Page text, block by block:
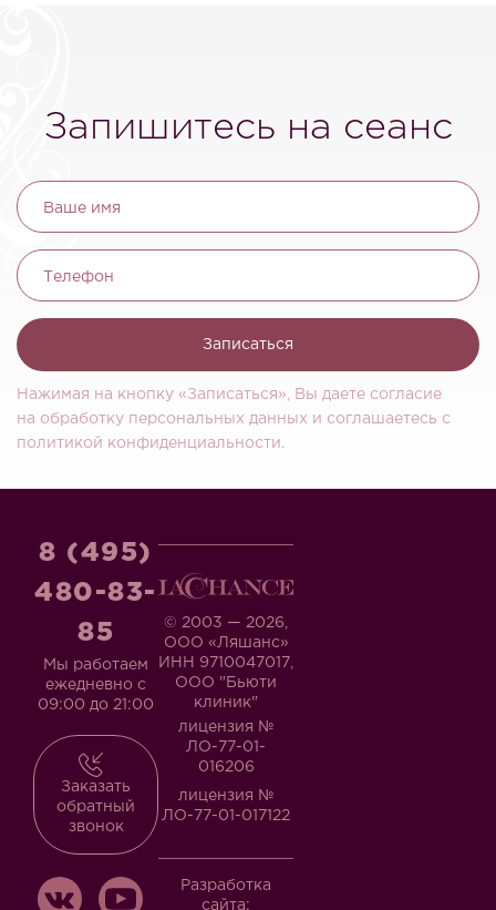
Запишитесь на сеанс
Ваше имя
Телефон
Записаться
Нажимая на кнопку «Записаться», Вы даете согласие
на обработку персональных данных и соглашаетесь c
политикой конфиденциальности.
© 2003 — 2026,
ООО «Ляшанс»
ИНН 9710047017,
ООО "Бьюти
клиник"
лицензия №
ЛО-77-01-
016206
лицензия №
ЛО-77-01-017122
Разработка
сайта:
8 (495)
480-83-
85
Мы работаем
ежедневно с
09:00 до 21:00
Заказать
обратный
звонок